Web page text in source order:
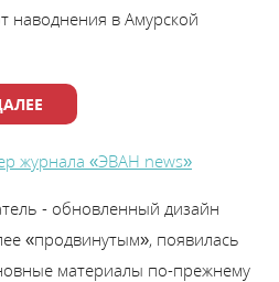
в Амурской
журнала «ЭВАН news»
- обновленный дизайн
«продвинутым», появилась
материалы по-прежнему